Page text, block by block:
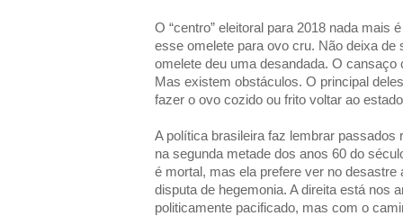
O “centro” eleitoral para 2018 nada mais
esse omelete para ovo cru. Não deixa de
omelete deu uma desandada. O
Mas existem obstáculos. O principal
fazer o ovo cozido ou frito voltar ao
A política brasileira faz lembrar passados
na segunda metade dos anos 60 do
é mortal, mas ela prefere ver no desastre
disputa de hegemonia. A direita está nos
politicamente pacificado, mas com o